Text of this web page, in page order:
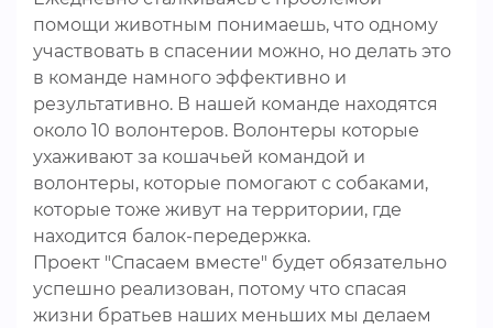
помощи животным понимаешь, что одному
участвовать в спасении можно, но делать это
в команде намного эффективно и
результативно. В нашей команде находятся
около 10 волонтеров. Волонтеры которые
ухаживают за кошачьей командой и
волонтеры, которые помогают с собаками,
которые тоже живут на территории, где
находится балок-передержка.
Проект "Спасаем вместе" будет обязательно
успешно реализован, потому что спасая
жизни братьев наших меньших мы делаем